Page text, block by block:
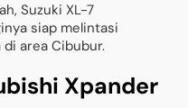
Suzuki XL-7
siap melintasi
di area Cibubur.
Xpander